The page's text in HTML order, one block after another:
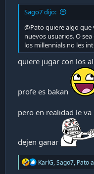
Sago7 dijo:
@Pato quiere algo
nuevos usuarios. O
los millennials no les
quiere jugar con los
profe es bakan
pero en realidad le
dejen ganar
R
e
KarlG,Sago7, Pato